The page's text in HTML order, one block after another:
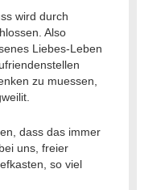
wird durch
Also
Liebes-Leben
zu muessen,
dass das immer
uns, freier
so viel